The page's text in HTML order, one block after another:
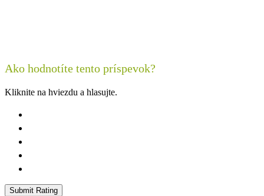
Ako hodnotíte tento príspevok?
Kliknite na hviezdu a hlasujte.
Submit Rating